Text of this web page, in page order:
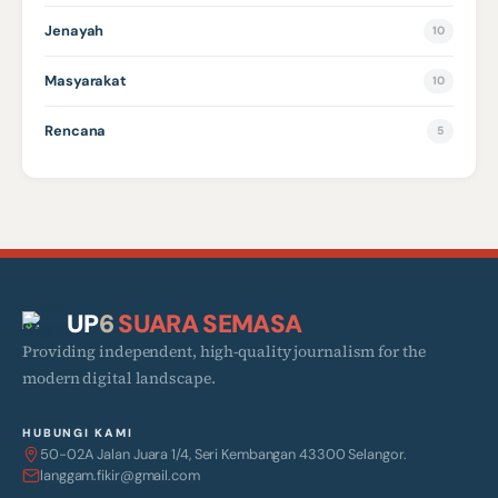
Jenayah 10
Masyarakat 10
Rencana 5
UP6SUARA SEMASA
Providing independent, high-quality journalism for the
modern digital landscape.
HUBUNGI KAMI
50-02A Jalan Juara 1/4, Seri Kembangan 43300 Selangor.
langgam.fikir@gmail.com